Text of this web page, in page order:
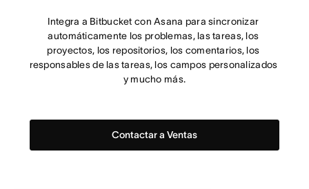
Integra a Bitbucket con Asana para sincronizar
automáticamente los problemas, las tareas, los
proyectos, los repositorios, los comentarios, los
responsables de las tareas, los campos personalizados
y mucho más.
Contactar a Ventas